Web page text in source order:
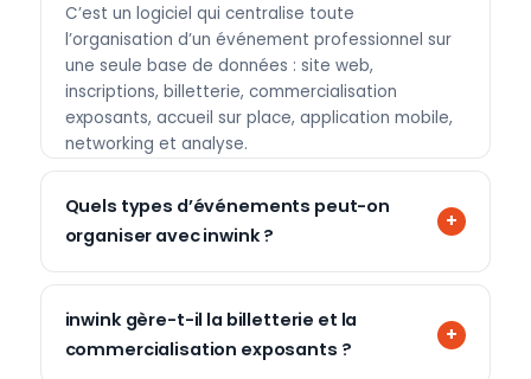
C’est un logiciel qui centralise toute
l’organisation d’un événement professionnel sur
une seule base de données : site web,
inscriptions, billetterie, commercialisation
exposants, accueil sur place, application mobile,
networking et analyse.
Quels types d’événements peut-on
organiser avec inwink ?
inwink gère-t-il la billetterie et la
commercialisation exposants ?